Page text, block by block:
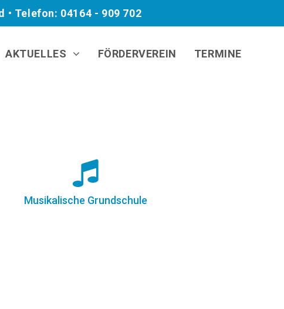
• Telefon: 04164 - 909 702
AKTUELLES FÖRDERVEREIN TERMINE
Musikalische Grundschule